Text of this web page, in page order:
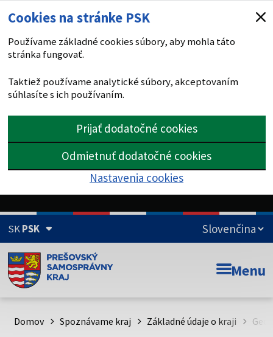
Cookies na stránke PSK
Používame základné cookies súbory, aby mohla táto
stránka fungovať.
Taktiež používame analytické súbory, akceptovaním
súhlasíte s ich používaním.
Prijať dodatočné cookies
Odmietnuť dodatočné cookies
Nastavenia cookies
SKPSK
Doména psk.sk je oficiálna
Toto je oficiálna webová stránka Prešovského
psk.sk.
Menu
Domov Spoznávame kraj Základné údaje o kraji